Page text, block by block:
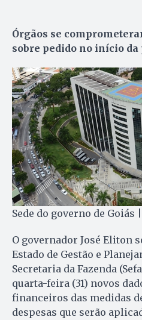
Órgãos se
sobre pedido no início
Sede do governo de Goiás
O governador José Eliton
Estado de Gestão e
Secretaria da Fazenda
quarta-feira (31) novos
financeiros das medidas
despesas que serão